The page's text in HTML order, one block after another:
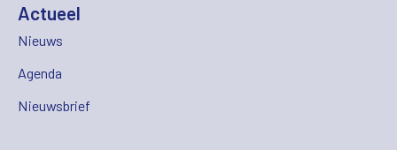
Actueel
Nieuws
Agenda
Nieuwsbrief